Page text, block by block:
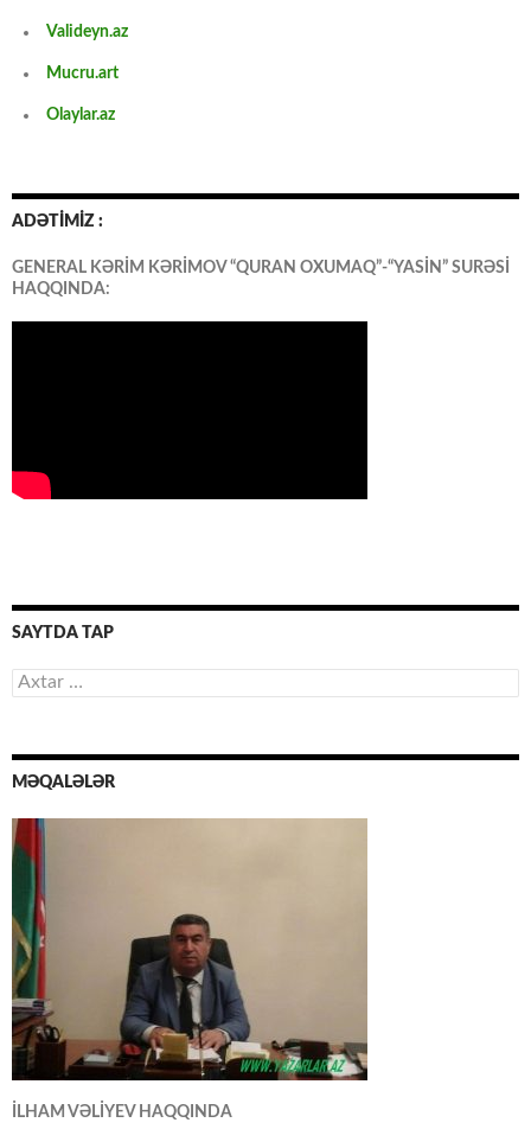
Valideyn.az
Mucru.art
Olaylar.az
ADƏTİMİZ :
GENERAL KƏRİM KƏRİMOV “QURAN OXUMAQ”-“YASİN” SURƏSİ
HAQQINDA:
SAYTDA TAP
Axtarış:
MƏQALƏLƏR
İLHAM VƏLİYEV HAQQINDA